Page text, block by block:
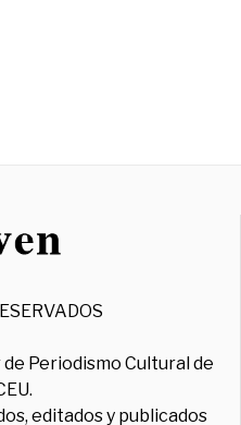
Periodismo Cultural de
editados y publicados